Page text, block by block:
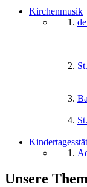
Kirchenmusik
Unsere